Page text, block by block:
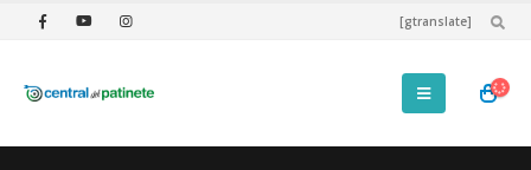
[gtranslate]